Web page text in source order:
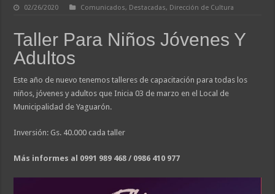
02/26/2020 Comunicados, Destacadas, Dirección de Cultura
Taller Para Niños Jóvenes Y
Adultos
Este año de nuevo tenemos talleres de capacitación para todas los
niños, jóvenes y adultos que Inicia 03 de marzo en el Local de
Municipalidad de Yaguarón.
Inversión: Gs. 40.000 cada taller
Más informes al 0991 989 468 / 0986 410 977